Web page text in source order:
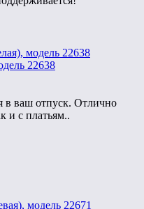
22638
в ваш отпуск. Отлично
и с платьям..